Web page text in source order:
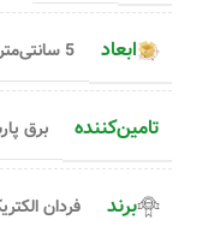
ابعاد 5 سانتی‌متر × 6 سانتی‌متر × 11 سانتی‌متر
تامین‌کننده برق
برند فردان